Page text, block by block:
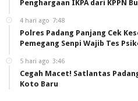
Penghargaan IKPA dari KPPN
4 hari ago 7:48
Polres Padang Panjang Cek
Pemegang Senpi Wajib Tes
5 hari ago 3:46
Cegah Macet! Satlantas
Koto Baru